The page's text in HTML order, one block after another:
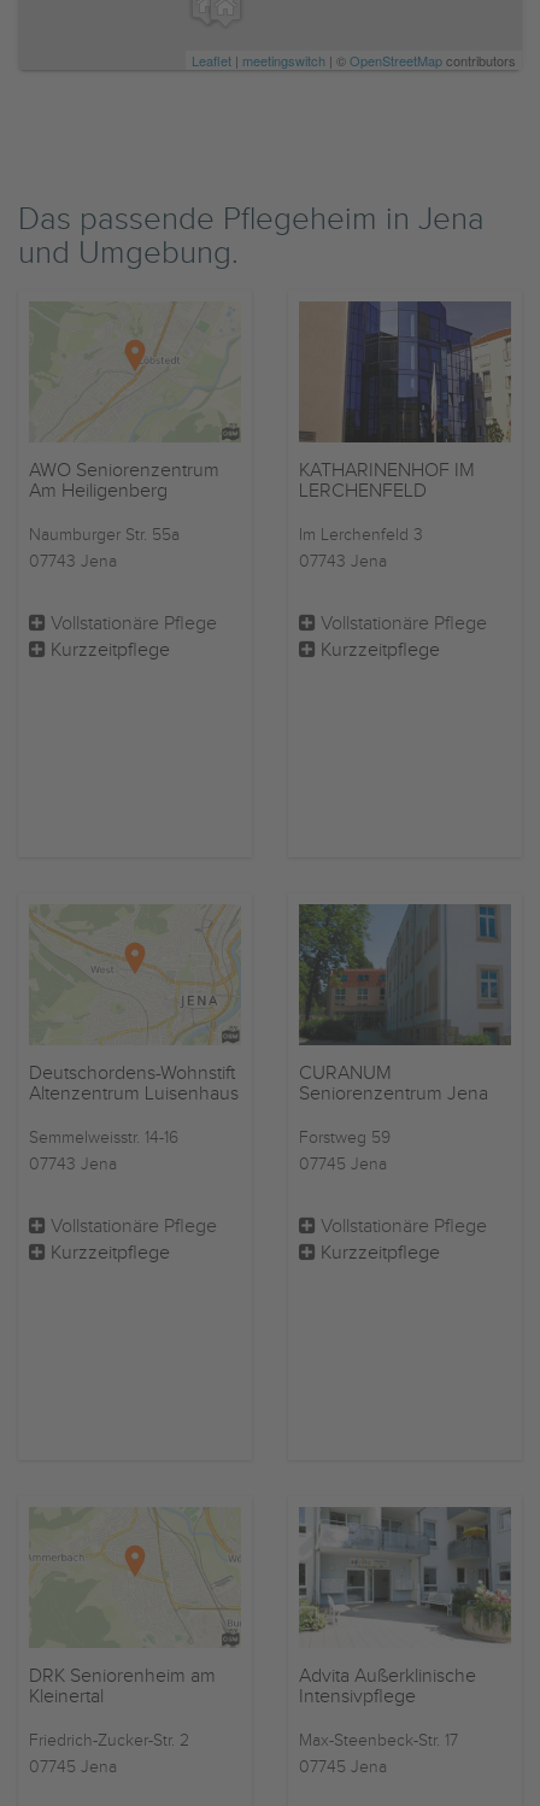
Leaflet | meetingswitch | ©OpenStreetMapcontributors
Das passende Pflegeheim in Jena
und Umgebung.
AWO Seniorenzentrum
Am Heiligenberg
Naumburger Str. 55a
07743 Jena
Vollstationäre Pflege
Kurzzeitpflege
KATHARINENHOF IM
LERCHENFELD
Im Lerchenfeld 3
07743 Jena
Vollstationäre Pflege
Kurzzeitpflege
Deutschordens-Wohnstift
Altenzentrum Luisenhaus
Semmelweisstr. 14-16
07743 Jena
Vollstationäre Pflege
Kurzzeitpflege
CURANUM
Seniorenzentrum Jena
Forstweg 59
07745 Jena
Vollstationäre Pflege
Kurzzeitpflege
DRK Seniorenheim am
Kleinertal
Friedrich-Zucker-Str. 2
07745 Jena
Advita Außerklinische
Intensivpflege
Max-Steenbeck-Str. 17
07745 Jena